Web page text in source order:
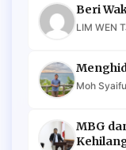
Beri
LIM WEN
Moh
MBG